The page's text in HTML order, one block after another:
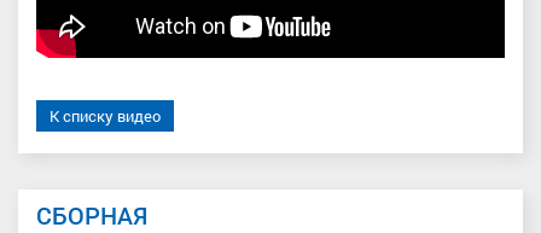
К списку видео
СБОРНАЯ